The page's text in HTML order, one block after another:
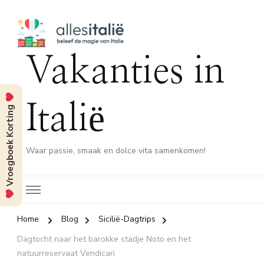
Vakanties in
Italië
Waar passie, smaak en dolce vita samenkomen!
Home Blog
Sicilië-Dagtrips
Dagtocht naar het barokke stadje Noto en het
natuurreservaat Vendicari
Vroegboek Korting